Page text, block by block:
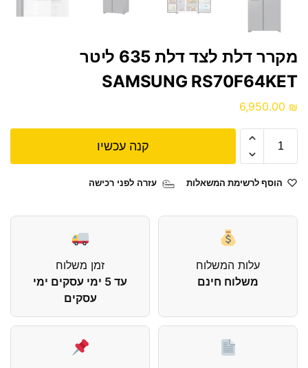
מקרר דלת לצד דלת ‏635 ליטר
6,950.00 ₪
קנה עכשיו
הוסף לרשימת המשאלות עזרה לפני רכישה
עלות המשלוח
משלוח חינם
זמן משלוח
עד 5 ימי עסקים ימי
עסקים